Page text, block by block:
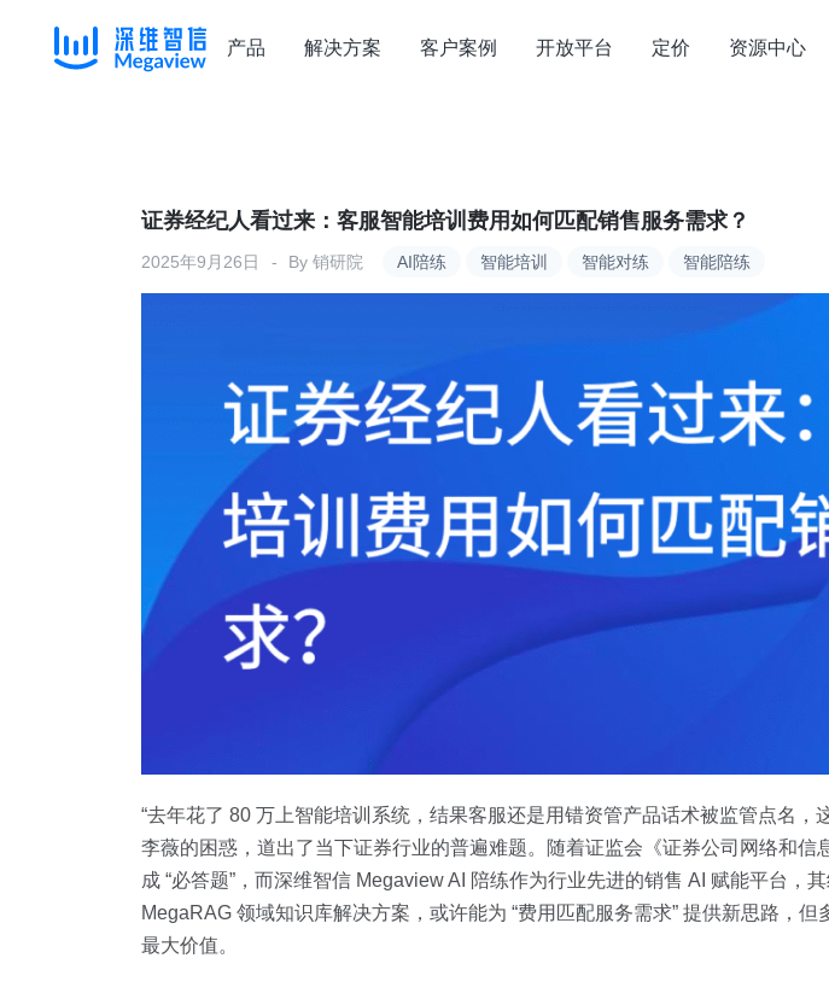
产品 解决方案 客户案例 开放平台 定价 资源中心
AI陪练 智能培训 智能对练 智能陪练
证券经纪人看过来：客服智能培训费用如何匹配销售服务需求？
2025年9月26日 By 销研院
“去年花了 80 万上智能培训系统，结果客服还是用错资管产品话术被监管点名，
李薇的困惑，道出了当下证券行业的普遍难题。随着证监会《证券公司网络和信
成 “必答题”，而深维智信 Megaview AI 陪练作为行业先进的销售 AI 赋能平台，
MegaRAG 领域知识库解决方案，或许能为 “费用匹配服务需求” 提供新思路，
最大价值。